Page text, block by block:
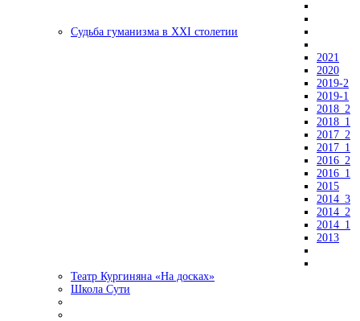
Судьба гуманизма в XXI столетии
2021
2020
2019-2
2019-1
2018_2
2018_1
2017_2
2017_1
2016_2
2016_1
2015
2014_3
2014_2
2014_1
2013
Театр Кургиняна «На досках»
Школа Сути